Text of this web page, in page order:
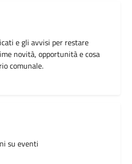
e gli avvisi per restare
novità, opportunità e cosa
comunale.
su eventi